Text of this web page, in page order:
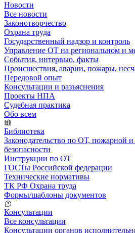
Новости
Все новости
Законотворчество
Охрана труда
Государственный надзор и контроль
Управление ОТ на региональном и
События, интервью, факты
Происшествия, аварии, пожары,
Передовой опыт
Консультации и разъяснения
Проекты НПА
Судебная практика
Обо всем
Библиотека
Законодательство по ОТ, пожарной
безопасности
Инструкции по ОТ
ГОСТы Российской федерации
Технические нормативы
ТК РФ Охрана труда
Формы/шаблоны документов
Консультации
Все консультации
Консультации органов